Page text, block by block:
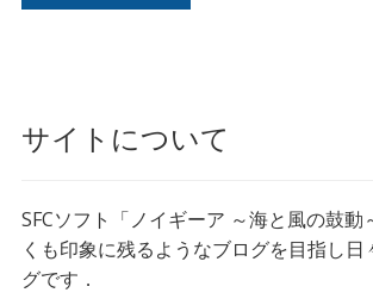
サイトについて
SFCソフト「ノイギーア ～海と風の鼓動
くも印象に残るようなブログを目指し日
グです．